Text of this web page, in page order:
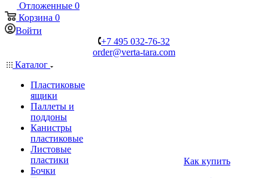
Отложенные 0
Корзина 0
Войти
+7 495 032-76-32
order@verta-tara.com
Каталог
Пластиковые
ящики
Паллеты и
поддоны
Канистры
пластиковые
Листовые
пластики
Бочки
Как купить